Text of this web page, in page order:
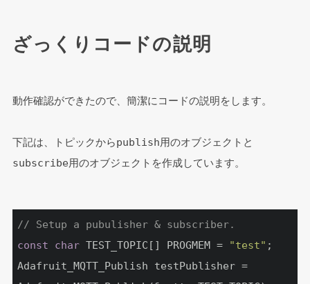
ざっくりコードの説明
動作確認ができたので、簡潔にコードの説明をします。
下記は、トピックからpublish用のオブジェクトと
subscribe用のオブジェクトを作成しています。
// Setup a pubulisher & subscriber.
const
char TEST_TOPIC[] PROGMEM = "test" ;
Adafruit_MQTT_Publish testPublisher =